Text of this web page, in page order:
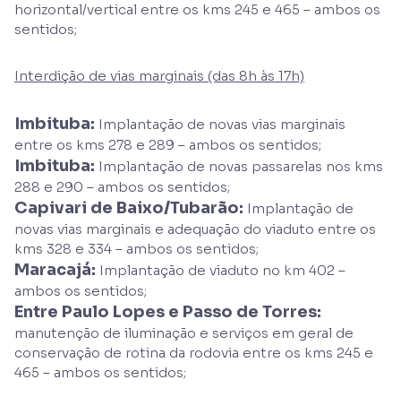
horizontal/vertical entre os kms 245 e 465 – ambos os
sentidos;
Interdição de vias marginais (das 8h às 17h)
Imbituba: Implantação de novas vias marginais
entre os kms 278 e 289 – ambos os sentidos;
Imbituba: Implantação de novas passarelas nos kms
288 e 290 – ambos os sentidos;
Capivari de Baixo/Tubarão: Implantação de
novas vias marginais e adequação do viaduto entre os
kms 328 e 334 – ambos os sentidos;
Maracajá: Implantação de viaduto no km 402 –
ambos os sentidos;
Entre Paulo Lopes e Passo de Torres:
manutenção de iluminação e serviços em geral de
conservação de rotina da rodovia entre os kms 245 e
465 – ambos os sentidos;